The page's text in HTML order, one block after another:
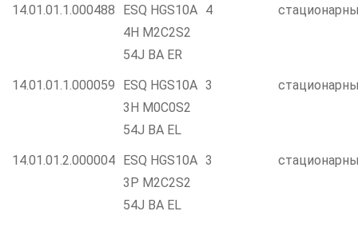
14.01.01.1.000488
ESQ HGS10A
4H M2C2S2
54J BA ER
4
14.01.01.1.000059
ESQ HGS10A
3H M0C0S2
54J BA EL
3
14.01.01.2.000004 ESQ HGS10A
3P M2C2S2
54J BA EL
3